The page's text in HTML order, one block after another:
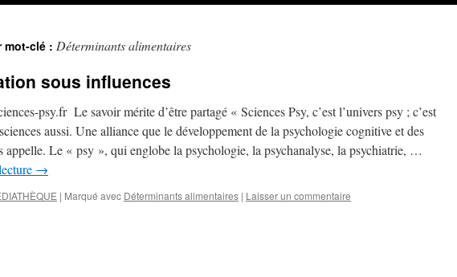
mot-clé : Déterminants alimentaires
sous influences
psy.fr Le savoir mérite d’être partagé « Sciences Psy, c’est l’univers psy ; c’est
aussi. Une alliance que le développement de la psychologie cognitive et des
appelle. Le « psy », qui englobe la psychologie, la psychanalyse, la psychiatrie, …
→
| Marqué avec Déterminants alimentaires | Laisser un commentaire